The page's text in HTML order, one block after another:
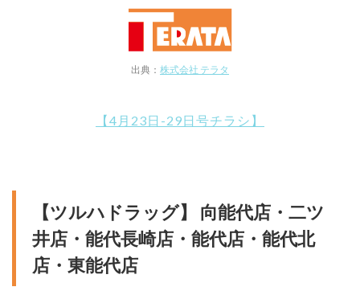
出典： 株式会社 テラタ
【4月23日-29日号チラシ】
【ツルハドラッグ】 向能代店・二ツ
井店・能代長崎店・能代店・能代北
店・東能代店